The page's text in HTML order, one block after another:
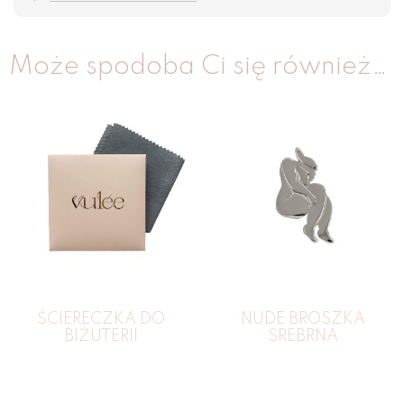
Może spodoba Ci się również…
ŚCIERECZKA DO
BIŻUTERII
NUDE BROSZKA
SREBRNA